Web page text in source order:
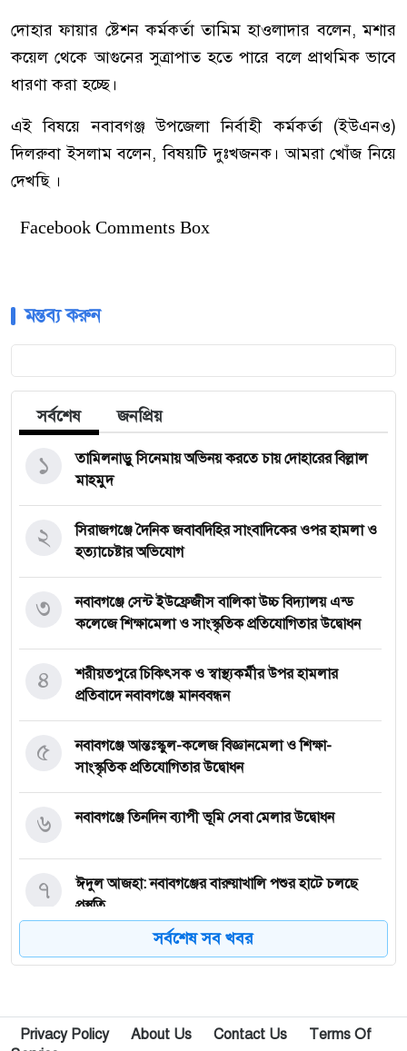
দোহার ফায়ার ষ্টেশন কর্মকর্তা তামিম হাওলাদার বলেন, মশার
কয়েল থেকে আগুনের সুত্রাপাত হতে পারে বলে প্রাথমিক ভাবে
ধারণা করা হচ্ছে।
এই বিষয়ে নবাবগঞ্জ উপজেলা নির্বাহী কর্মকর্তা (ইউএনও)
দিলরুবা ইসলাম বলেন, বিষয়টি দুঃখজনক। আমরা খোঁজ নিয়ে
দেখছি ।
Facebook Comments Box
মন্তব্য করুন
সর্বশেষ জনপ্রিয়
তামিলনাড়ু সিনেমায় অভিনয় করতে চায় দোহারের বিল্লাল
মাহমুদ
১
সিরাজগঞ্জে দৈনিক জবাবদিহির সাংবাদিকের ওপর হামলা ও
হত্যাচেষ্টার অভিযোগ
২
নবাবগঞ্জে সেন্ট ইউফ্রেজীস বালিকা উচ্চ বিদ্যালয় এন্ড
কলেজে শিক্ষামেলা ও সাংস্কৃতিক প্রতিযোগিতার উদ্বোধন
৩
শরীয়তপুরে চিকিৎসক ও স্বাস্থ্যকর্মীর উপর হামলার
প্রতিবাদে নবাবগঞ্জে মানববন্ধন
৪
নবাবগঞ্জে আন্তঃস্কুল-কলেজ বিজ্ঞানমেলা ও শিক্ষা-
সাংস্কৃতিক প্রতিযোগিতার উদ্বোধন
৫
নবাবগঞ্জে তিনদিন ব্যাপী ভূমি সেবা মেলার উদ্বোধন
৬
ঈদুল আজহা: নবাবগঞ্জের বারুয়াখালি পশুর হাটে চলছে
প্রস্তুতি
৭
নবাবগঞ্জে পরিস্কার পরিচ্ছন্নতা অভিযানে এমপি
৮
পপুলার লাইফ ইন্স্যুরেন্স পিএলসির নবাবগঞ্জ অঞ্চলে বার্ষিক
সম্মেলন ও চেক হস্তান্তর
৯
সর্বশেষ সব খবর
Privacy Policy About Us Contact Us
Terms Of